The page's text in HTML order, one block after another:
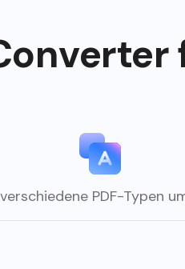
verschiedene PDF-Typen